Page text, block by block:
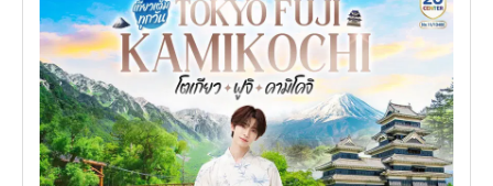
ทัวร์จีน
ทัวร์ฮ่องกง
ทัวร์สิงคโปร์
ภาคตะวันออก